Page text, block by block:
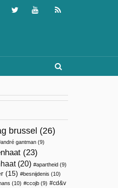
brussel (26)
andré gantman (9)
(23)
(20) apartheid (9)
(15) besnijdenis (10)
(10) ccojb (9)
cd&v